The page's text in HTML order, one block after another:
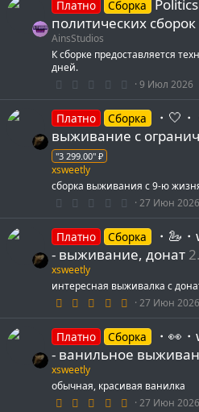
0
з
в
з
д
Платно Сборка
политических сборок
AinsStudios
К сборке предоставляется
дней.
0
0
з
в
9 Июл 2026
Платно Сборка
・🤍
выживание с
"3 299.00" ₽
xsweetly
сборка выживания с 9-ю
0
0
з
в
з
д
27 Июн 2026
Платно Сборка
・🦢
- выживание, донат
xsweetly
интересная выживалка с
5
0
з
в
з
д
27 Июн 2026
Платно Сборка
・👀
- ванильное
xsweetly
обычная, красивая ванилка
5 27 Июн 2026